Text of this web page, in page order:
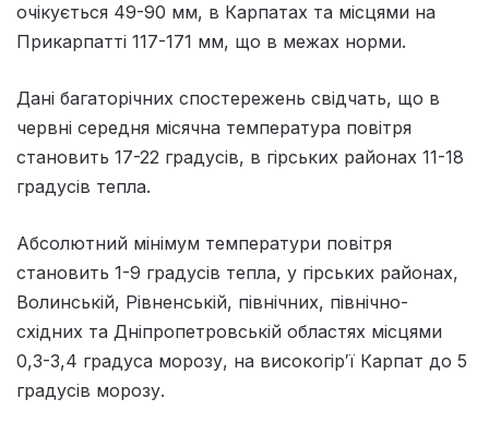
очікується 49-90 мм, в Карпатах та місцями на
Прикарпатті 117-171 мм, що в межах норми.
Дані багаторічних спостережень свідчать, що в
червні середня місячна температура повітря
становить 17-22 градусів, в гірських районах 11-18
градусів тепла.
Абсолютний мінімум температури повітря
становить 1-9 градусів тепла, у гірських районах,
Волинській, Рівненській, північних, північно-
східних та Дніпропетровській областях місцями
0,3-3,4 градуса морозу, на високогір′ї Карпат до 5
градусів морозу.